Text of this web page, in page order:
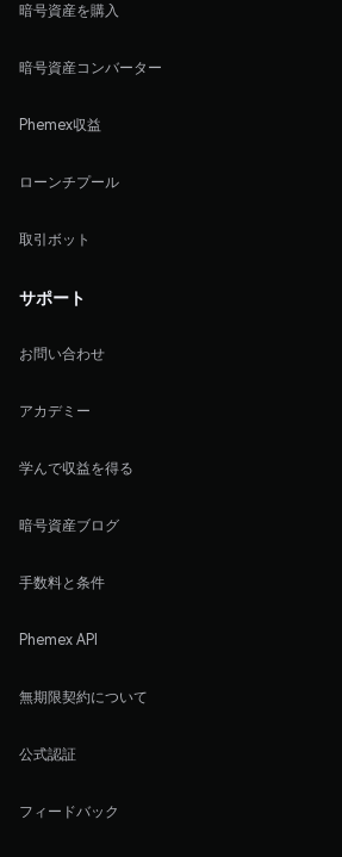
暗号資産を購入
暗号資産コンバーター
Phemex収益
ローンチプール
取引ボット
サポート
お問い合わせ
アカデミー
学んで収益を得る
暗号資産ブログ
手数料と条件
Phemex API
無期限契約について
公式認証
フィードバック